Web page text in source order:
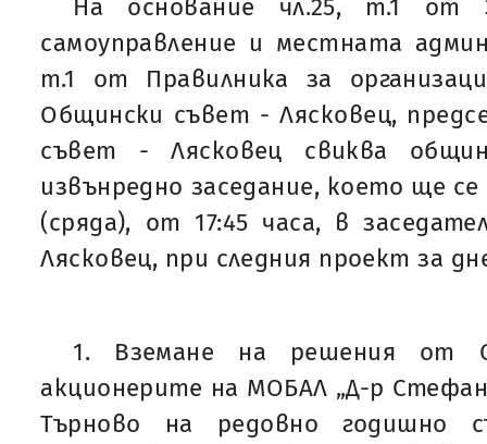
На основание чл.25, т.1 от
самоуправление и местната
т.1 от Правилника за
Общински съвет - Лясковец,
съвет - Лясковец свиква
извънредно заседание, което ще се
(сряда), от 17:45 часа, в
Лясковец, при следния проект за
1. Вземане на решения от
акционерите на МОБАЛ „Д-р
Търново на редовно годишно